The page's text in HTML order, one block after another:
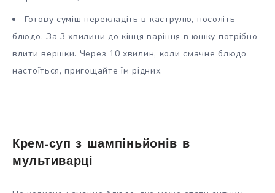
Готову суміш перекладіть в каструлю, посоліть
блюдо. За 3 хвилини до кінця варіння в юшку потрібно
влити вершки. Через 10 хвилин, коли смачне блюдо
настоїться, пригощайте їм рідних.
Крем-суп з шампіньйонів в
мультиварці